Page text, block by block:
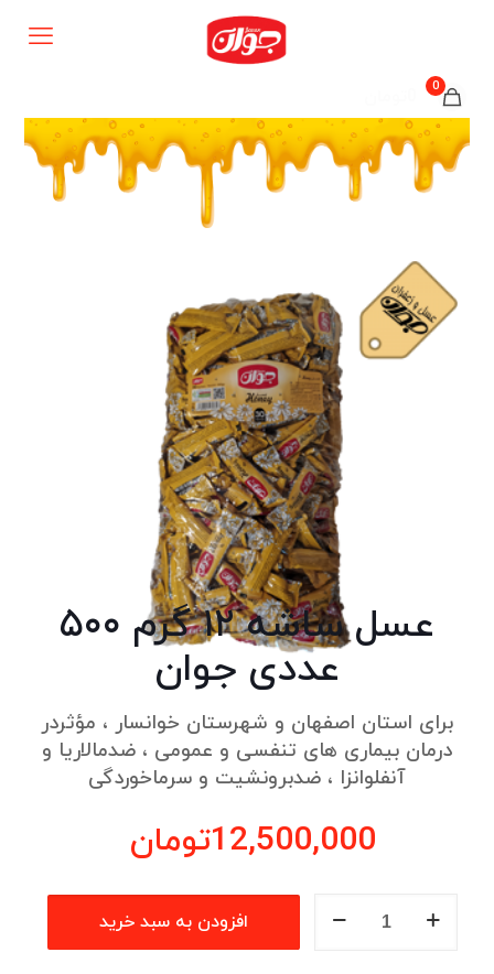
0
عسل ساشه ۱۲ گرم ۵۰۰
عددی جوان
برای استان اصفهان و شهرستان خوانسار ، مؤثردر
درمان بیماری های تنفسی و عمومی ، ضدمالاریا و
آنفلوانزا ، ضدبرونشیت و سرماخوردگی
12,500,000تومان
عسل
ساشه
افزودن به سبد خرید